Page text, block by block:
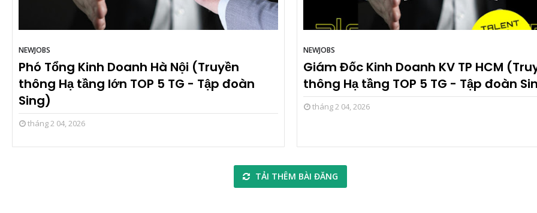
NEWJOBS
Phó Tổng Kinh Doanh Hà Nội (Truyền
thông Hạ tầng lớn TOP 5 TG - Tập đoàn
Sing)
tháng 2 04, 2026
NEWJOBS
Giám Đốc Kinh Doanh KV TP HCM
thông Hạ tầng TOP 5 TG - Tập đoàn
tháng 2 04, 2026
TẢI THÊM BÀI ĐĂNG